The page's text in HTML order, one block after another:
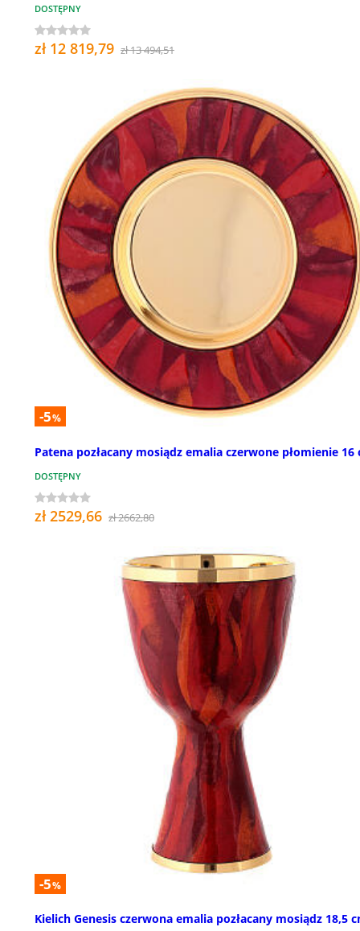
DOSTĘPNY
zł 12 819,79 zł 13 494,51
-5%
Patena pozłacany mosiądz emalia czerwone płomienie 16
DOSTĘPNY
zł 2529,66 zł 2662,80
-5%
Kielich Genesis czerwona emalia pozłacany mosiądz 18,5